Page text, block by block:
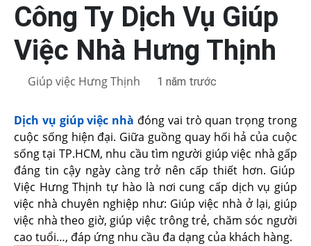
Công Ty Dịch Vụ Giúp
Việc Nhà Hưng Thịnh
Giúp việc Hưng Thịnh 1 năm trước
Dịch vụ giúp việc nhà đóng vai trò quan trọng trong
cuộc sống hiện đại. Giữa guồng quay hối hả của cuộc
sống tại TP.HCM, nhu cầu tìm người giúp việc nhà gấp
đáng tin cậy ngày càng trở nên cấp thiết hơn. Giúp
Việc Hưng Thịnh tự hào là nơi cung cấp dịch vụ giúp
việc nhà chuyên nghiệp như: Giúp việc nhà ở lại, giúp
việc nhà theo giờ, giúp việc trông trẻ, chăm sóc người
cao tuổi…, đáp ứng nhu cầu đa dạng của khách hàng.